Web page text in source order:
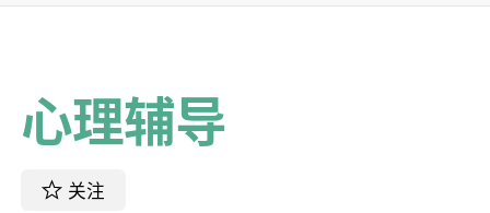
t
心理辅导
关注